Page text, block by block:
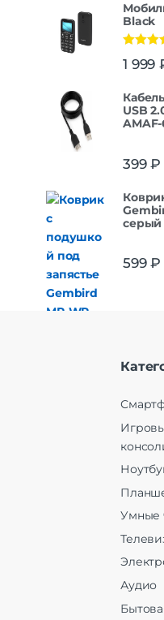
Black
из 5
1 999
USB
399₽
серый
599₽
Умные
Аудио